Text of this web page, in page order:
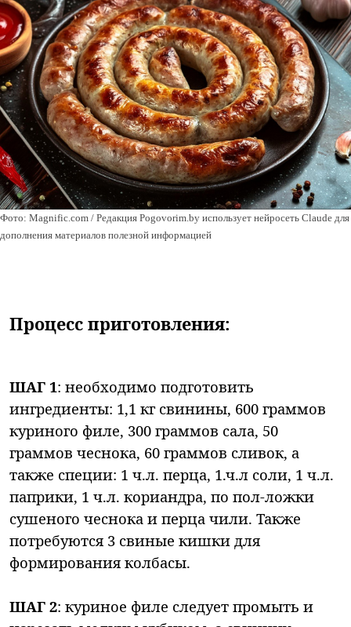
Фото: Magnific.com / Редакция Pogovorim.by использует нейросеть Claude для
дополнения материалов полезной информацией
Процесс приготовления:
ШАГ 1: необходимо подготовить
ингредиенты: 1,1 кг свинины, 600 граммов
куриного филе, 300 граммов сала, 50
граммов чеснока, 60 граммов сливок, а
также специи: 1 ч.л. перца, 1.ч.л соли, 1 ч.л.
паприки, 1 ч.л. кориандра, по пол-ложки
сушеного чеснока и перца чили. Также
потребуются 3 свиные кишки для
формирования колбасы.
ШАГ 2: куриное филе следует промыть и